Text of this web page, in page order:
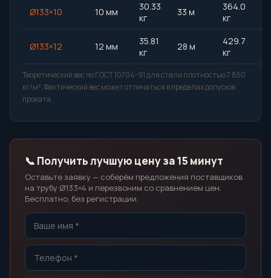
Ø133×10 10 мм
30.33
кг
33 м
364.0
кг
Ø133×12 12 мм
35.81
кг
28 м
429.7
кг
Теоретический вес по ГОСТ 10704-91 для стали плотностью 7 850
кг/м³. Фактический вес может отличаться в пределах допусков
проката.
📞 Получить лучшую цену за 15 минут
Оставьте заявку — соберём предложения поставщиков
на трубу Ø133×4 и перезвоним со сравнением цен.
Бесплатно, без регистрации.